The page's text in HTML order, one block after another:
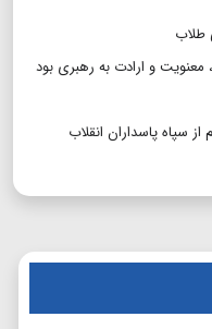
طلاب
و ارادت به رهبری بود
سپاه پاسداران انقلاب